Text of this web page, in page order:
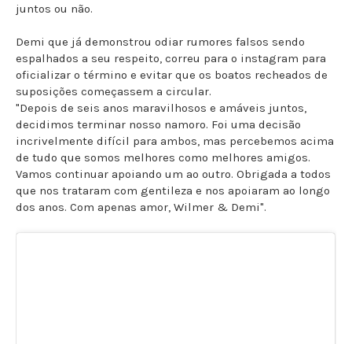
juntos ou não.
Demi que já demonstrou odiar rumores falsos sendo
espalhados a seu respeito, correu para o instagram para
oficializar o término e evitar que os boatos recheados de
suposições começassem a circular.
"Depois de seis anos maravilhosos e amáveis juntos,
decidimos terminar nosso namoro. Foi uma decisão
incrivelmente difícil para ambos, mas percebemos acima
de tudo que somos melhores como melhores amigos.
Vamos continuar apoiando um ao outro. Obrigada a todos
que nos trataram com gentileza e nos apoiaram ao longo
dos anos. Com apenas amor, Wilmer & Demi".